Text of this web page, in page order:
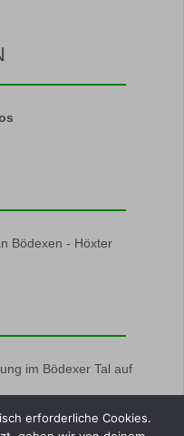
Bödexen - Höxter
im Bödexer Tal auf
erforderliche Cookies.